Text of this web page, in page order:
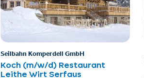
Seilbahn Komperdell GmbH
Koch (m/w/d) Restaurant
Leithe Wirt Serfaus